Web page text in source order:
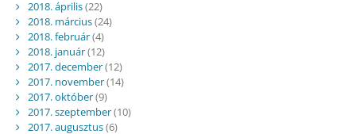
2018. április(22)
2018. március(24)
2018. február(4)
2018. január(12)
2017. december(12)
2017. november(14)
2017. október(9)
2017. szeptember(10)
2017. augusztus(6)